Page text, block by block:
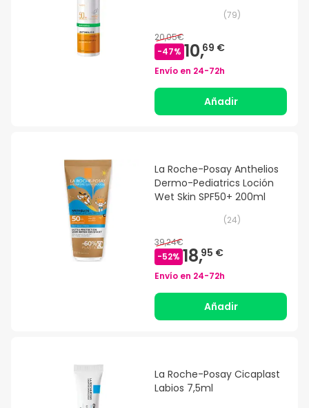
(79)
20,05€
-47% 10,69 €
Envío en 24-72h
Añadir
La Roche-Posay Anthelios
Dermo-Pediatrics Loción
Wet Skin SPF50+ 200ml
(24)
39,24€
-52% 18,95 €
Envío en 24-72h
Añadir
La Roche-Posay Cicaplast
Labios 7,5ml